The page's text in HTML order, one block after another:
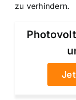
zu verhindern.